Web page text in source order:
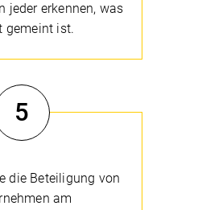
jeder erkennen, was
gemeint ist.
5
die Beteiligung von
am